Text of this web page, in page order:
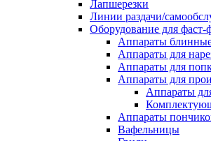
Лапшерезки
Линии раздачи/
Оборудование для фаст-
Аппараты
Аппараты для
Аппараты для
Аппараты для
Аппараты
Аппараты
Вафельницы